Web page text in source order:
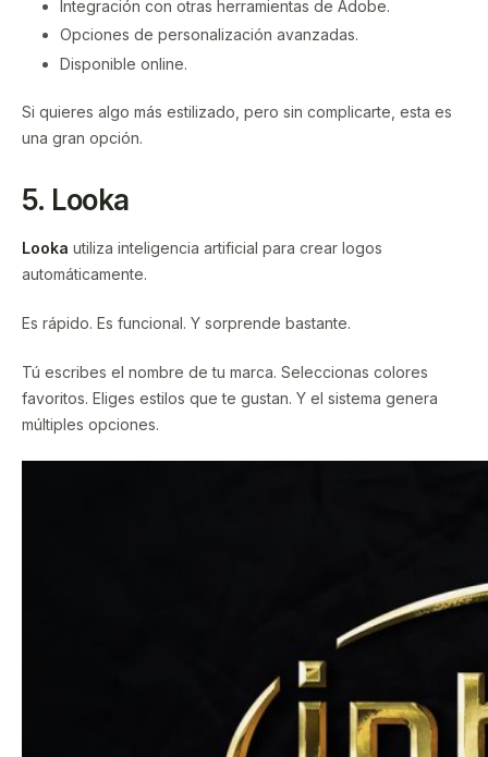
Integración con otras herramientas de Adobe.
Opciones de personalización avanzadas.
Disponible online.
Si quieres algo más estilizado, pero sin complicarte, esta es
una gran opción.
5. Looka
Looka utiliza inteligencia artificial para crear logos
automáticamente.
Es rápido. Es funcional. Y sorprende bastante.
Tú escribes el nombre de tu marca. Seleccionas colores
favoritos. Eliges estilos que te gustan. Y el sistema genera
múltiples opciones.